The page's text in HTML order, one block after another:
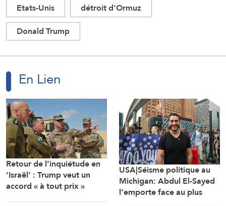
Etats-Unis
détroit d'Ormuz
Donald Trump
En Lien
Retour de l’inquiétude en
‘Israël’ : Trump veut un
accord « à tout prix »
USA|Séisme politique au
Michigan: Abdul El-Sayed
l’emporte face au plus